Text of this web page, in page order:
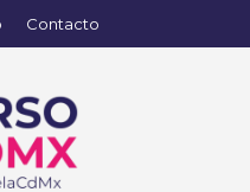
Contacto